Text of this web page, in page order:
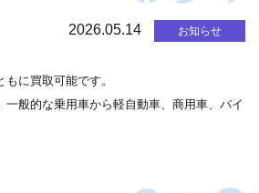
2026.05.14 お知らせ
に買取可能です。
一般的な乗用車から軽自動車、商用車、バイ